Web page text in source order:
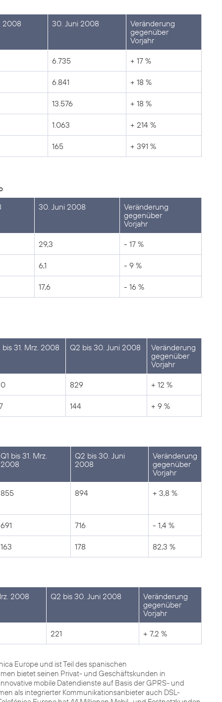
2008 30. Juni 2008
Veränderung
gegenüber
Vorjahr
6.735 + 17 %
6.841 + 18 %
13.576 + 18 %
1.063 + 214 %
165 + 391 %
30. Juni 2008
Veränderung
gegenüber
Vorjahr
29,3 - 17 %
6,1 - 9 %
17,6 - 16 %
bis 31. Mrz. 2008 Q2 bis 30. Juni 2008
Veränderung
gegenüber
Vorjahr
829 + 12 %
144 + 9 %
Q1 bis 31. Mrz.
2008
Q2 bis 30. Juni
2008
Veränderung
gegenüber
Vorjahr
855 894 + 3,8 %
691 716 - 1,4 %
163 178 82,3 %
2008 Q2 bis 30. Juni 2008
Veränderung
gegenüber
Vorjahr
221 + 7,2 %
Europe und ist Teil des spanischen
bietet seinen Privat- und Geschäftskunden in
mobile Datendienste auf Basis der GPRS- und
als integrierter Kommunikationsanbieter auch DSL-